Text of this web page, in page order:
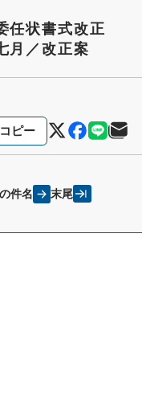
任状書式改正
月／改正案
ピー
件名 末尾